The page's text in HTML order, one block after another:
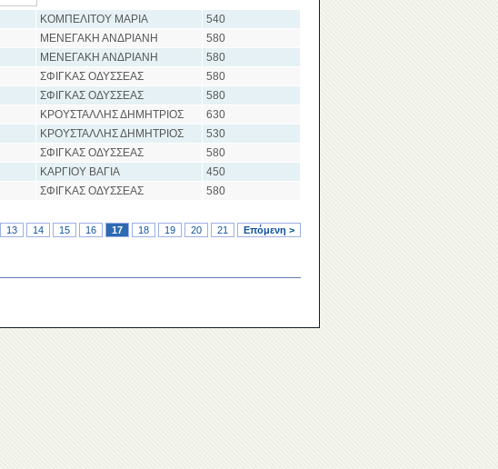
ΚΟΜΠΕΛΙΤΟΥ ΜΑΡΙΑ
540
ΜΕΝΕΓΑΚΗ ΑΝΔΡΙΑΝΗ
580
ΜΕΝΕΓΑΚΗ ΑΝΔΡΙΑΝΗ
580
ΣΦΙΓΚΑΣ ΟΔΥΣΣΕΑΣ
580
ΣΦΙΓΚΑΣ ΟΔΥΣΣΕΑΣ
580
ΚΡΟΥΣΤΑΛΛΗΣ ΔΗΜΗΤΡΙΟΣ
630
ΚΡΟΥΣΤΑΛΛΗΣ ΔΗΜΗΤΡΙΟΣ
530
ΣΦΙΓΚΑΣ ΟΔΥΣΣΕΑΣ
580
ΚΑΡΓΙΟΥ ΒΑΓΙΑ
450
ΣΦΙΓΚΑΣ ΟΔΥΣΣΕΑΣ 580
13 14 15 16 17 18 19 20 21 Επόμενη >